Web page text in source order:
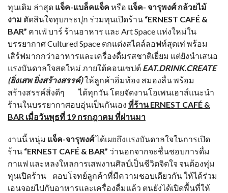
ทุนเดิม ล่าสุด แจ็ค-แบล็คแจ็ค หรือ แจ็ค- จารุพงศ์ กล้วยไม้
งาม ตัดสินใจทุบกระปุก ร่วมทุนเปิดร้าน “ERNEST CAFÉ &
BAR” คาเฟ่ บาร์ ร้านอาหาร และ Art Space แห่งใหม่ใน
บรรยากาศ Cultured Space ตกแต่งสไตล์ลอฟท์สุดเท่ พร้อม
เสิร์ฟมากกว่าอาหารและเครื่องดื่มรสชาติเยี่ยม แต่ยังนำเสนอ
แรงบันดาลใจสดใหม่ ภายใต้คอนเซปต์ EAT.DRINK.CREATE
(ยิ่งเสพ ยิ่งสร้างสรรค์)ให้ลูกค้าอิ่มท้อง สมองลื่น พร้อม
สร้างสรรค์สิ่งดีๆ ได้ทุกวัน โดยจัดงานโอเพนเฮาส์แนะนำ
ร้านในบรรยากาศอบอุ่นเป็นกันเอง ที่ร้านERNEST CAFÉ &
BAR เมื่อวันพุธที่ 19 กรกฎาคม ที่ผ่านมา
งานนี้ หนุ่ม แจ็ค-จารุพงศ์ได้เผยถึงแรงบันดาลใจในการเปิด
ร้าน “ERNEST CAFÉ & BAR” ว่านอกจากจะชื่นชอบการดื่ม
กาแฟ และหลงใหลการเสพงานศิลป์เป็นชีวิตจิตใจ จนต้องทุ่ม
ทุนเปิดร้าน ตอบโจทย์ลูกค้าที่มีความชอบเดียวกัน ให้ได้ร่วม
เอนจอยไปกับอาหารและเครื่องดื่มแล้ว ตนยังได้เปิดพื้นที่ให้